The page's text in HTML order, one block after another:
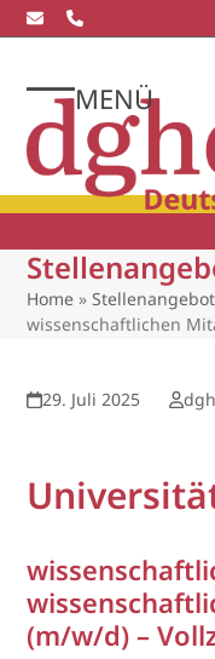
Skip
to
MENÜ
Open
mobile
menu
Close
mobile
menu
Home »
wissenschaftlichen
29. Juli 2025
(m/w/d) –